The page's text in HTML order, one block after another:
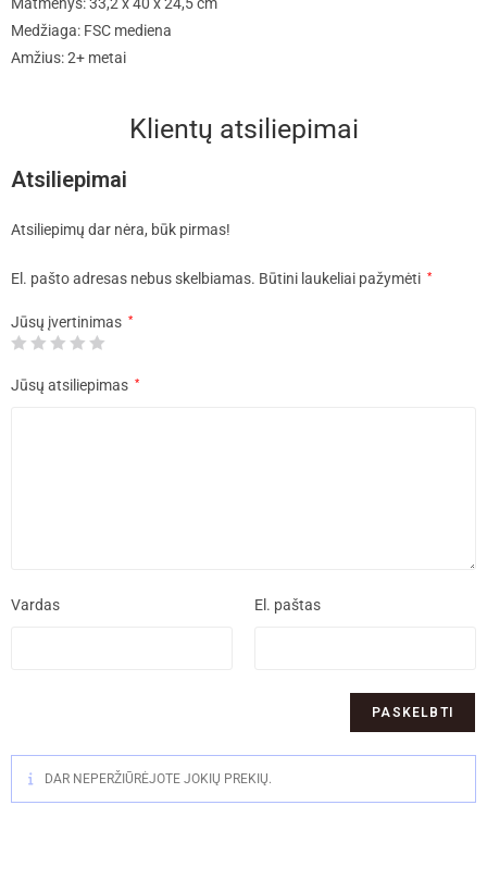
Medžiaga: FSC mediena
Amžius: 2+ metai
Klientų atsiliepimai
Atsiliepimai
Atsiliepimų dar nėra, būk pirmas!
El. pašto adresas nebus skelbiamas. Būtini laukeliai pažymėti *
Jūsų įvertinimas *
Jūsų atsiliepimas *
Vardas El. paštas
DAR NEPERŽIŪRĖJOTE JOKIŲ PREKIŲ.